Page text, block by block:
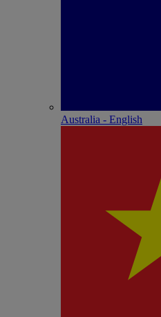
Australia - English